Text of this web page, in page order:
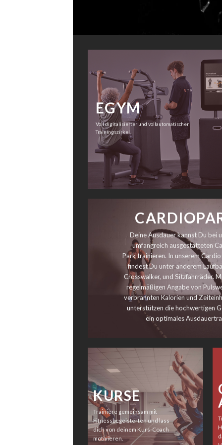
EGYM
Voll digitalisierter und vollautomatischer
Trainingszirkel.
Deine Ausdauer kannst Du bei
umfangreich ausgestatteten
Park trainieren. In unserem
findest Du unter anderem
Crosswalker, und Sitzfahrräder.
regelmäßigen Angabe von
verbrannten Kalorien und
unterstützen die hochwertigen
ein optimales
KURSE
Trainiere gemeinsam mit
Fitnessbegeisterten und lass
dich von deinem Kurs-Coach
motivieren.